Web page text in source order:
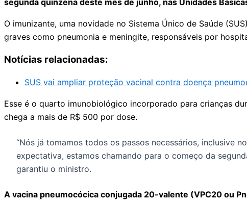
O imunizante, uma novidade no Sistema Único de Saúde
graves como pneumonia e meningite, responsáveis por
Notícias relacionadas:
SUS vai ampliar proteção vacinal contra doença
Esse é o quarto imunobiológico incorporado para crianças
chega a mais de R$ 500 por dose.
“Nós já tomamos todos os passos necessários, inclusive
expectativa, estamos chamando para o começo da
garantiu o ministro.
A vacina pneumocócica conjugada 20-valente (VPC20 ou